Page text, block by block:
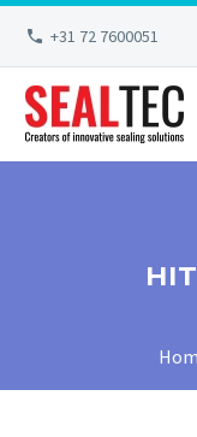
+31 72 7600051